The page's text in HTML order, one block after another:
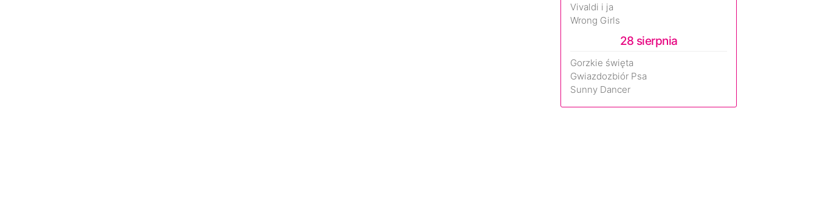
Vivaldi i ja
Wrong Girls
28 sierpnia
Gorzkie święta
Gwiazdozbiór Psa
Sunny Dancer